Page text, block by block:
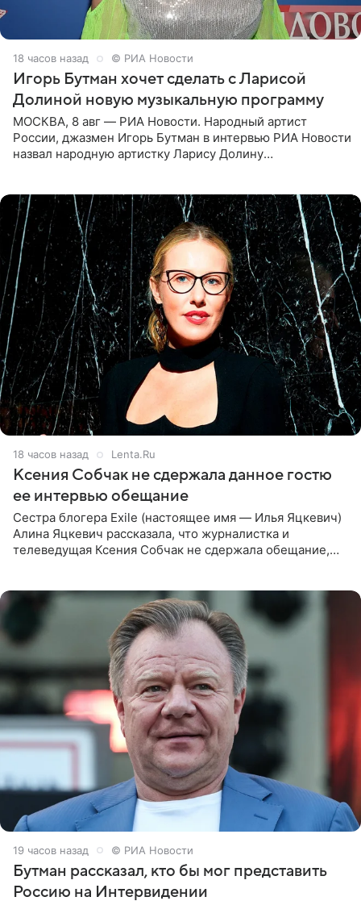
18 часов назад © РИА Новости
Игорь Бутман хочет сделать с Ларисой
Долиной новую музыкальную программу
МОСКВА, 8 авг — РИА Новости. Народный артист
России, джазмен Игорь Бутман в интервью РИА Новости
назвал народную артистку Ларису Долину
18 часов назад Lenta.Ru
Ксения Собчак не сдержала данное гостю
ее интервью обещание
Сестра блогера Exile (настоящее имя — Илья Яцкевич)
Алина Яцкевич рассказала, что журналистка и
телеведущая Ксения Собчак не сдержала обещание,
19 часов назад © РИА Новости
Бутман рассказал, кто бы мог представить
Россию на Интервидении